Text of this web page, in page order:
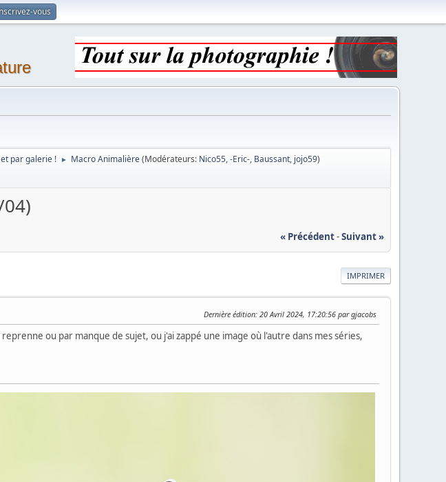
vous
par galerie ! ► Macro Animalière(Modérateurs: Nico55,-Eric-, Baussant, jojo59)
« Précédent-Suivant »
IMPRIMER
Dernière édition: 20 Avril 2024, 17:20:56 par gjacobs
ou par manque de sujet, ou j'ai zappé une image où l'autre dans mes séries,